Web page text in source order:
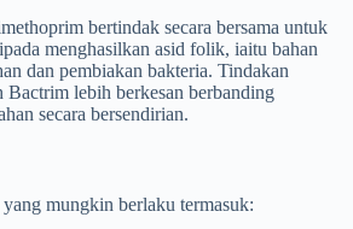
bertindak secara bersama untuk
menghasilkan asid folik, iaitu bahan
dan pembiakan bakteria. Tindakan
Bactrim lebih berkesan berbanding
secara bersendirian.
mungkin berlaku termasuk: